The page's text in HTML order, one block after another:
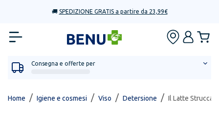
🚚 SPEDIZIONE GRATIS a partire da 23,99€
Consegna e offerte per
Home / Igiene e cosmesi / Viso / Detersione / Il Latte